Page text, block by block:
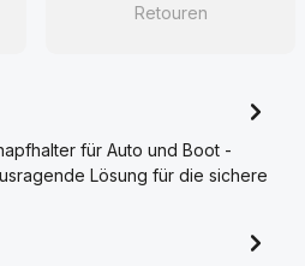
Retouren
für Auto und Boot -
Lösung für die sichere